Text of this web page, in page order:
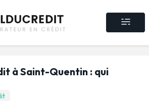
à Saint-Quentin : qui